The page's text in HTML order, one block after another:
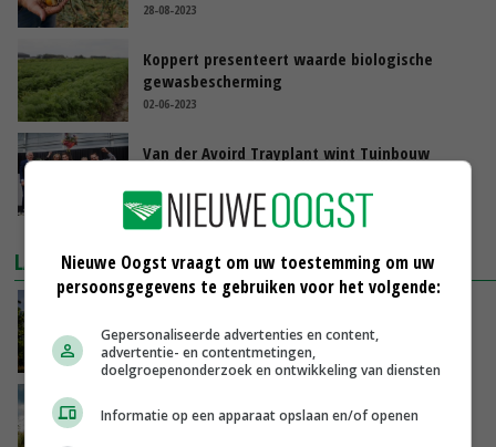
28-08-2023
Koppert presenteert waarde biologische
gewasbescherming
02-06-2023
Van der Avoird Trayplant wint Tuinbouw
30-03-2023
LAATSTE NIEUWS
minister spreekt van ‘ondernemersrisico’
VANDAAG, 16:27
‘Rendement van Krullvarkens komt van de
overkant’
Nieuwe Oogst vraagt om uw toestemming om uw
persoonsgegevens te gebruiken voor het volgende:
Gepersonaliseerde advertenties en content,
advertentie- en contentmetingen,
doelgroepenonderzoek en ontwikkeling van diensten
Informatie op een apparaat opslaan en/of openen